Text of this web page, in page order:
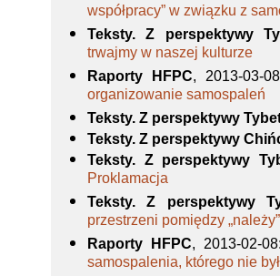
współpracy” w związku z
Teksty. Z perspektywy
trwajmy w naszej kulturze
Raporty HFPC, 2013-03-08
organizowanie samospaleń
Teksty. Z perspektywy
Teksty. Z perspektywy
Teksty. Z perspektywy
Proklamacja
Teksty. Z perspektywy
przestrzeni pomiędzy
Raporty HFPC, 2013-02-08
samospalenia, którego nie